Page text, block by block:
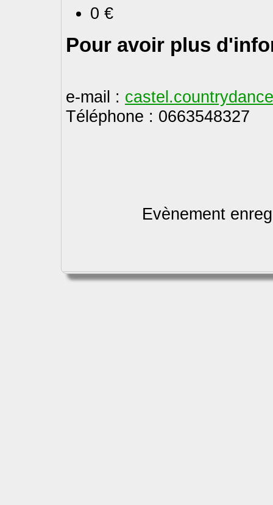
0 €
Pour avoir plus
e-mail :
Téléphone : 0663548327
Evènement